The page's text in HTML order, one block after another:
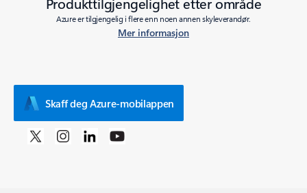
Azure er tilgjengelig i flere enn noen annen skyleverandør.
Mer informasjon
Skaff deg Azure-mobilappen